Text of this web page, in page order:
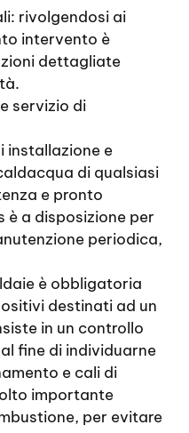
rivolgendosi ai
intervento è
dettagliate
servizio di
installazione e
di qualsiasi
e pronto
è a disposizione per
periodica,
è obbligatoria
destinati ad un
in un controllo
fine di individuarne
e cali di
importante
per evitare